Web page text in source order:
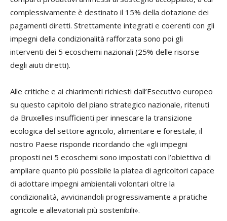
complessivamente è destinato il 15% della dotazione dei
pagamenti diretti. Strettamente integrati e coerenti con gli
impegni della condizionalità rafforzata sono poi gli
interventi dei 5 ecoschemi nazionali (25% delle risorse
degli aiuti diretti).
Alle critiche e ai chiarimenti richiesti dall’Esecutivo europeo
su questo capitolo del piano strategico nazionale, ritenuti
da Bruxelles insufficienti per innescare la transizione
ecologica del settore agricolo, alimentare e forestale, il
nostro Paese risponde ricordando che «gli impegni
proposti nei 5 ecoschemi sono impostati con l’obiettivo di
ampliare quanto più possibile la platea di agricoltori capace
di adottare impegni ambientali volontari oltre la
condizionalità, avvicinandoli progressivamente a pratiche
agricole e allevatoriali più sostenibili».